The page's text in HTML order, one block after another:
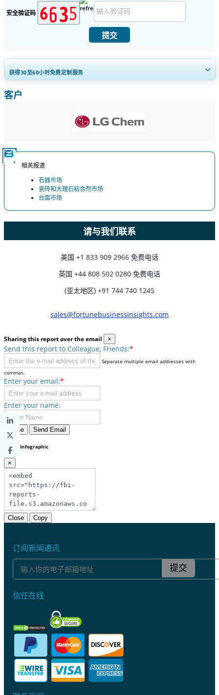
安全验证码
提交
获得30至60小时免费定制服务
扩大区域和国家覆盖范围， 细分市场分析， 公司简介， 竞争基准分析，
立即定制
客户
相关报道
石器市场
瓷砖和大理石粘合剂市场
台面市场
请与我们联系
美国 +1 833 909 2966 免费电话
英国 +44 808 502 0280 免费电话
(亚太地区) +91 744 740 1245
sales@fortunebusinessinsights.com
Sharing this report over the email ×
Send this report to Colleague, Friends:*
Separate multiple email addresses with
commas.
Enter your email:*
Enter your name:
Close Send Email
Share Infographic
×
Close Copy
订阅新闻通讯
提交
信任在线